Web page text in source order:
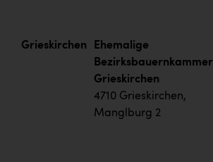
Grieskirchen
Ehemalige
Bezirksbauernkammer
Grieskirchen
4710 Grieskirchen,
Manglburg 2